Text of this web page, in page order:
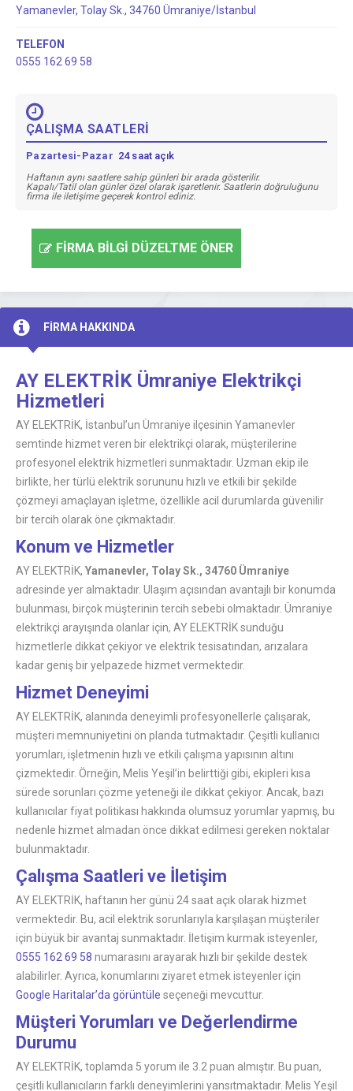
Yamanevler, Tolay Sk., 34760 Ümraniye/İstanbul
TELEFON
0555 162 69 58
ÇALIŞMA SAATLERİ
Pazartesi-Pazar 24 saat açık
Haftanın aynı saatlere sahip günleri bir arada gösterilir.
Kapalı/Tatil olan günler özel olarak işaretlenir. Saatlerin doğruluğunu
firma ile iletişime geçerek kontrol ediniz.
FİRMA BİLGİ DÜZELTME ÖNER
FİRMA HAKKINDA
AY ELEKTRİK Ümraniye Elektrikçi
Hizmetleri
AY ELEKTRİK, İstanbul’un Ümraniye ilçesinin Yamanevler
semtinde hizmet veren bir elektrikçi olarak, müşterilerine
profesyonel elektrik hizmetleri sunmaktadır. Uzman ekip ile
birlikte, her türlü elektrik sorununu hızlı ve etkili bir şekilde
çözmeyi amaçlayan işletme, özellikle acil durumlarda güvenilir
bir tercih olarak öne çıkmaktadır.
Konum ve Hizmetler
AY ELEKTRİK, Yamanevler, Tolay Sk., 34760 Ümraniye
adresinde yer almaktadır. Ulaşım açısından avantajlı bir konumda
bulunması, birçok müşterinin tercih sebebi olmaktadır. Ümraniye
elektrikçi arayışında olanlar için, AY ELEKTRİK sunduğu
hizmetlerle dikkat çekiyor ve elektrik tesisatından, arızalara
kadar geniş bir yelpazede hizmet vermektedir.
Hizmet Deneyimi
AY ELEKTRİK, alanında deneyimli profesyonellerle çalışarak,
müşteri memnuniyetini ön planda tutmaktadır. Çeşitli kullanıcı
yorumları, işletmenin hızlı ve etkili çalışma yapısının altını
çizmektedir. Örneğin, Melis Yeşil’in belirttiği gibi, ekipleri kısa
sürede sorunları çözme yeteneği ile dikkat çekiyor. Ancak, bazı
kullanıcılar fiyat politikası hakkında olumsuz yorumlar yapmış, bu
nedenle hizmet almadan önce dikkat edilmesi gereken noktalar
bulunmaktadır.
Çalışma Saatleri ve İletişim
AY ELEKTRİK, haftanın her günü 24 saat açık olarak hizmet
vermektedir. Bu, acil elektrik sorunlarıyla karşılaşan müşteriler
için büyük bir avantaj sunmaktadır. İletişim kurmak isteyenler,
0555 162 69 58 numarasını arayarak hızlı bir şekilde destek
alabilirler. Ayrıca, konumlarını ziyaret etmek isteyenler için
Google Haritalar’da görüntüle seçeneği mevcuttur.
Müşteri Yorumları ve Değerlendirme
Durumu
AY ELEKTRİK, toplamda 5 yorum ile 3.2 puan almıştır. Bu puan,
çeşitli kullanıcıların farklı deneyimlerini yansıtmaktadır. Melis Yeşil